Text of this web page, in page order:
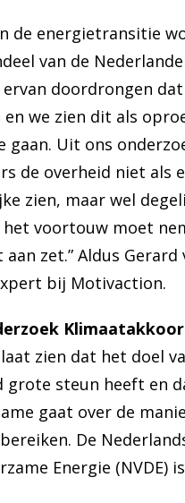
de energietransitie
van de
ervan doordrongen
we zien dit als
gaan. Uit ons
de overheid niet als
zien, maar wel
voortouw moet
zet.” Aldus Gerard
bij Motivaction.
laat zien dat het doel
grote steun heeft en
gaat over de
De
Energie (NVDE)